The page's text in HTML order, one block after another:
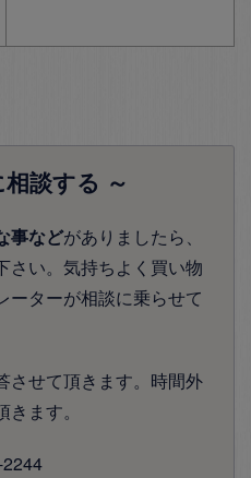
相談する ～
事などがありましたら、
さい。気持ちよく買い物
ーターが相談に乗らせて
させて頂きます。時間外
ます。